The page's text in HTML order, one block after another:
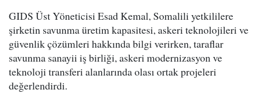
GIDS Üst Yöneticisi Esad Kemal, Somalili yetkililere
şirketin savunma üretim kapasitesi, askeri teknolojileri ve
güvenlik çözümleri hakkında bilgi verirken, taraflar
savunma sanayii iş birliği, askeri modernizasyon ve
teknoloji transferi alanlarında olası ortak projeleri
değerlendirdi.